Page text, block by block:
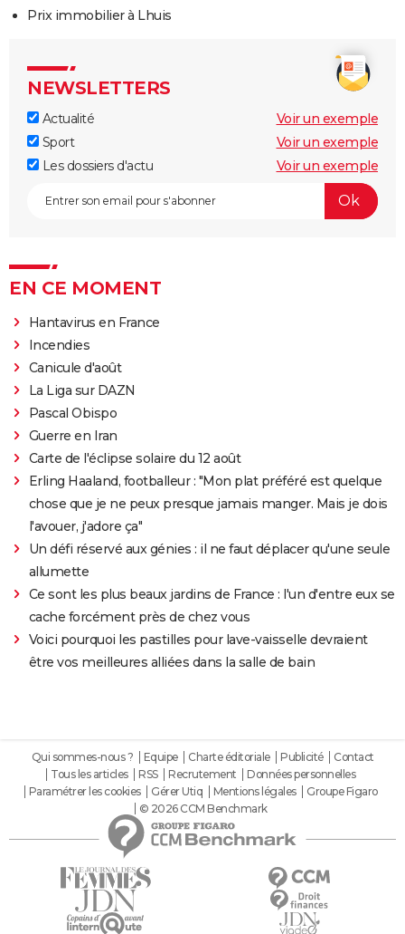
Prix immobilier à Lhuis
NEWSLETTERS
Actualité
Voir un exemple
Sport
Voir un exemple
Les dossiers d'actu
Voir un exemple
EN CE MOMENT
Hantavirus en France
Incendies
Canicule d'août
La Liga sur DAZN
Pascal Obispo
Guerre en Iran
Carte de l'éclipse solaire du 12 août
Erling Haaland, footballeur : "Mon plat préféré est quelque
chose que je ne peux presque jamais manger. Mais je dois
l'avouer, j'adore ça"
Un défi réservé aux génies : il ne faut déplacer qu'une seule
allumette
Ce sont les plus beaux jardins de France : l'un d'entre eux se
cache forcément près de chez vous
Voici pourquoi les pastilles pour lave-vaisselle devraient
être vos meilleures alliées dans la salle de bain
Qui sommes-nous ? Equipe Charte éditoriale Publicité
Contact
Tous les articles
RSS Recrutement
Données personnelles
Paramétrer les cookies
Gérer Utiq Mentions légales
Groupe Figaro
© 2026 CCM Benchmark